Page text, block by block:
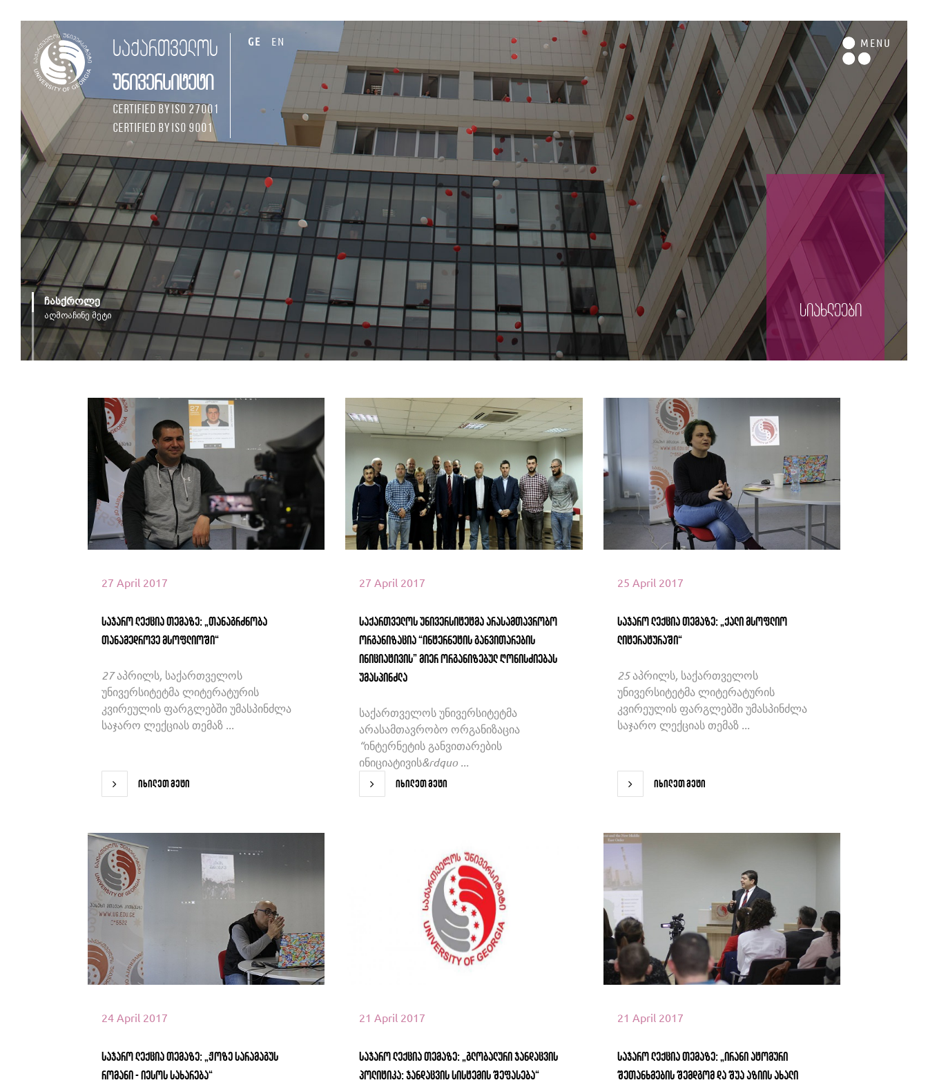
საქართველოს
უნივერსიტეტი
Certified by ISO 27001
Certified by ISO 9001
GE EN MENU
ჩასქროლე
აღმოაჩინე მეტი სიახლეები
იხილეთ მეტი
27 April 2017
საჯარო ლექცია თემაზე: „თანაგრძნობა
თანამედროვე მსოფლიოში“
27 აპრილს, საქართველოს
უნივერსიტეტმა ლიტერატურის
კვირეულის ფარგლებში უმასპინძლა
საჯარო ლექციას თემაზ ...
იხილეთ მეტი
იხილეთ მეტი
27 April 2017
საქართველოს უნივერსიტეტმა არასამთავრობო
ორგანიზაცია “ინტერნეტის განვითარების
ინიციატივის” მიერ ორგანიზებულ ღონისძიებას
უმასპინძლა
საქართველოს უნივერსიტეტმა
არასამთავრობო ორგანიზაცია
“ინტერნეტის განვითარების
ინიციატივის&rdquo ...
იხილეთ მეტი
იხილეთ მეტი
25 April 2017
საჯარო ლექცია თემაზე: „ქალი მსოფლიო
ლიტერატურაში“
25 აპრილს, საქართველოს
უნივერსიტეტმა ლიტერატურის
კვირეულის ფარგლებში უმასპინძლა
საჯარო ლექციას თემაზ ...
იხილეთ მეტი
იხილეთ მეტი
24 April 2017
საჯარო ლექცია თემაზე: „ჟოზე სარამაგუს
რომანი - იესოს სახარება“
იხილეთ მეტი
21 April 2017
საჯარო ლექცია თემაზე: „გლობალური ჯანდაცვის
პოლიტიკა: ჯანდაცვის სისტემის შეფასება“
იხილეთ მეტი
21 April 2017
საჯარო ლექცია თემაზე: „ირანი ატომური
შეთანხმების შემდგომ და შუა აზიის ახალი